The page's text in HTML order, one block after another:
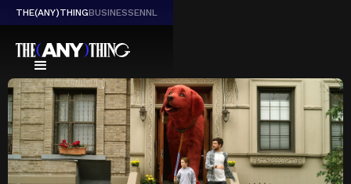
THE(ANY)THINGBUSINESSENNL